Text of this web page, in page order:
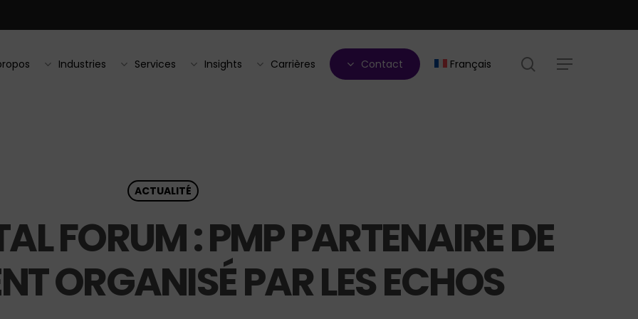
Industries Services Insights Carrières Contact Français search
Menu
ACTUALITÉ
FORUM : PMP PARTENAIRE DE
ORGANISÉ PAR LES ECHOS